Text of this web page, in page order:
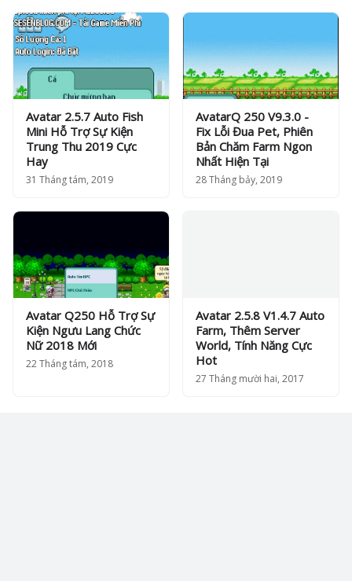
Avatar 2.5.7 Auto Fish
Mini Hỗ Trợ Sự Kiện
Trung Thu 2019 Cực
Hay
31 Tháng tám, 2019
AvatarQ 250 V9.3.0 -
Fix Lỗi Đua Pet, Phiên
Bản Chăm Farm Ngon
Nhất Hiện Tại
28 Tháng bảy, 2019
Avatar Q250 Hỗ Trợ Sự
Kiện Ngưu Lang Chức
Nữ 2018 Mới
22 Tháng tám, 2018
Avatar 2.5.8 V1.4.7 Auto
Farm, Thêm Server
World, Tính Năng Cực
Hot
27 Tháng mười hai, 2017